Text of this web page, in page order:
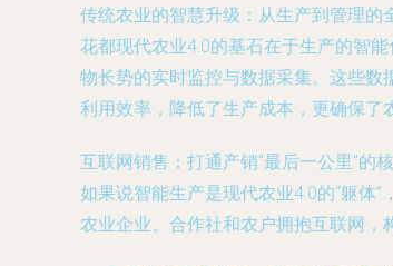
传统农业的智慧升级：从生产到管理的
花都现代农业4.0的基石在于生产的智
物长势的实时监控与数据采集。这些
利用效率，降低了生产成本，更确保了
互联网销售：打通产销“最后一公里”的
如果说智能生产是现代农业4.0的“躯体
农业企业、合作社和农户拥抱互联网，